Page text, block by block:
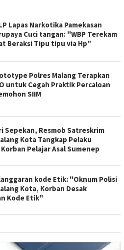
Lapas Narkotika Pamekasan
Cuci tangan: "WBP Terekam
Beraksi Tipu tipu via Hp"
Polres Malang Terapkan
untuk Cegah Praktik Percaloan
SIIM
Sepekan, Resmob Satreskrim
Kota Tangkap Pelaku
Pelajar Asal Sumenep
kode Etik: "Oknum Polisi
Kota, Korban Desak
Kode Etik"